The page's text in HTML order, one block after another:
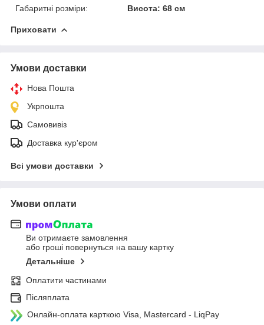
Габаритні розміри:
Висота: 68 см
Приховати
Умови доставки
Нова Пошта
Укрпошта
Самовивіз
Доставка кур'єром
Всі умови доставки
Умови оплати
Ви отримаєте замовлення
або гроші повернуться на вашу картку
Детальніше
Оплатити частинами
Післяплата
Онлайн-оплата карткою Visa, Mastercard - LiqPay